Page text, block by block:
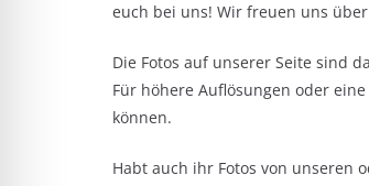
euch bei uns! Wir freuen uns
Die Fotos auf unserer Seite sind
Für höhere Auflösungen oder
können.
Habt auch ihr Fotos von unseren